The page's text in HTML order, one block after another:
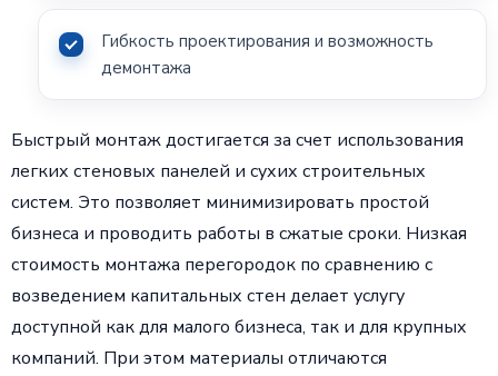
Гибкость проектирования и возможность
демонтажа
Быстрый монтаж достигается за счет использования
легких стеновых панелей и сухих строительных
систем. Это позволяет минимизировать простой
бизнеса и проводить работы в сжатые сроки. Низкая
стоимость монтажа перегородок по сравнению с
возведением капитальных стен делает услугу
доступной как для малого бизнеса, так и для крупных
компаний. При этом материалы отличаются